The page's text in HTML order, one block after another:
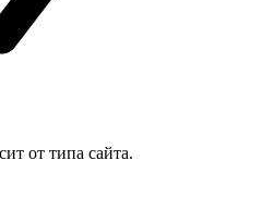
от типа сайта.